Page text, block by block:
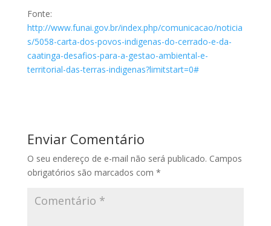
Fonte:
http://www.funai.gov.br/index.php/comunicacao/noticia
s/5058-carta-dos-povos-indigenas-do-cerrado-e-da-
caatinga-desafios-para-a-gestao-ambiental-e-
territorial-das-terras-indigenas?limitstart=0#
Enviar Comentário
O seu endereço de e-mail não será publicado. Campos
obrigatórios são marcados com *